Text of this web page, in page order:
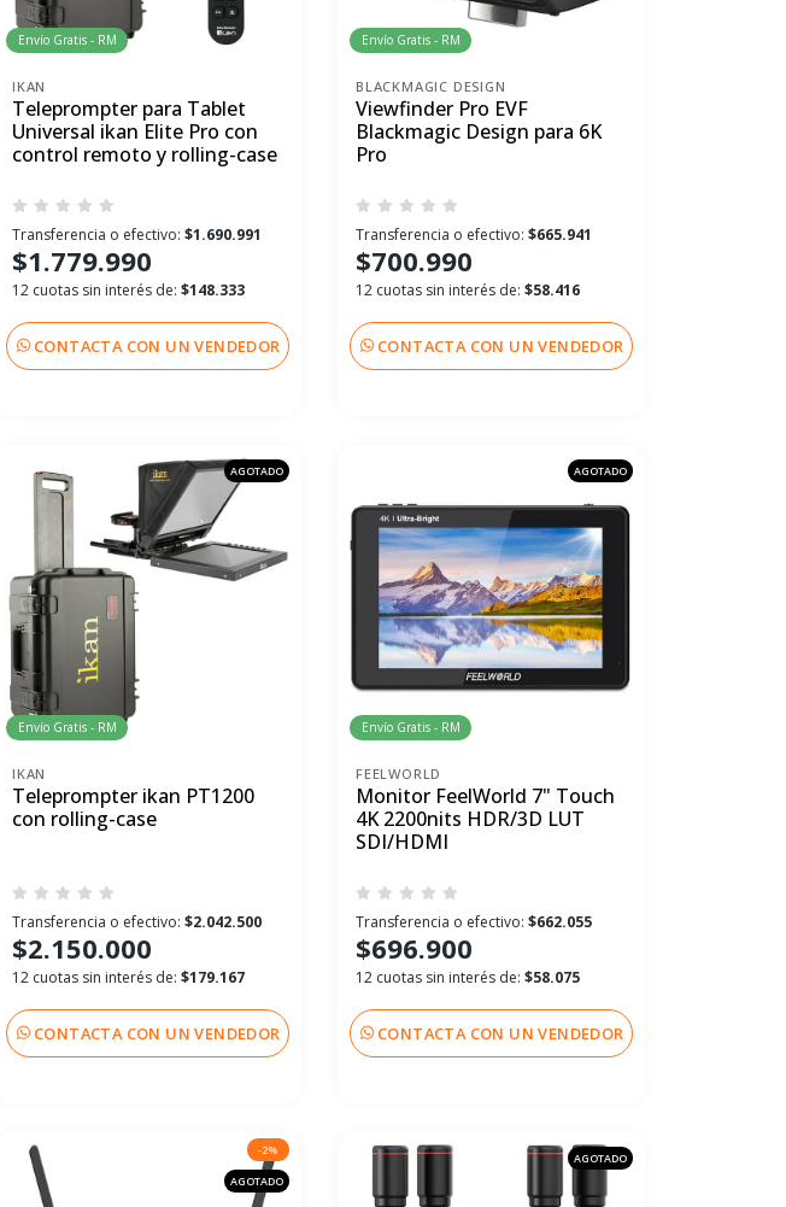
Envío Gratis - RM
IKAN
Teleprompter para Tablet
Universal ikan Elite Pro con
control remoto y rolling-case
Transferencia o efectivo: $1.690.991
$1.779.990
12 cuotas sin interés de: $148.333
CONTACTA CON UN VENDEDOR
Envío Gratis - RM
BLACKMAGIC DESIGN
Viewfinder Pro EVF
Blackmagic Design para 6K
Pro
Transferencia o efectivo: $665.941
$700.990
12 cuotas sin interés de: $58.416
CONTACTA CON UN VENDEDOR
AGOTADO
Envío Gratis - RM
IKAN
Teleprompter ikan PT1200
con rolling-case
Transferencia o efectivo: $2.042.500
$2.150.000
12 cuotas sin interés de: $179.167
CONTACTA CON UN VENDEDOR
AGOTADO
Envío Gratis - RM
FEELWORLD
Monitor FeelWorld 7" Touch
4K 2200nits HDR/3D LUT
SDI/HDMI
Transferencia o efectivo: $662.055
$696.900
12 cuotas sin interés de: $58.075
CONTACTA CON UN VENDEDOR
-2%
AGOTADO
AGOTADO